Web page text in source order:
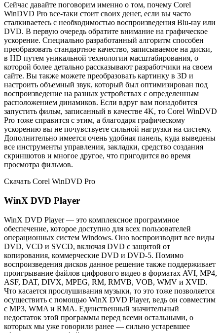
Сейчас давайте поговорим именно о том, почему Corel
WinDVD Pro все-таки стоит своих денег, если вы часто
сталкиваетесь с необходимостью воспроизведения Blu-ray или
DVD. В первую очередь обратите внимание на графическое
ускорение. Специально разработанный алгоритм способен
преобразовать стандартное качество, записываемое на диски,
в HD путем уникальной технологии масштабирования, о
которой более детально рассказывают разработчики на своем
сайте. Вы также можете преобразовать картинку в 3D и
настроить объемный звук, который был оптимизирован под
воспроизведение на разных устройствах с определенным
расположением динамиков. Если вдруг вам понадобится
запустить фильм, записанный в качестве 4K, то Corel WinDVD
Pro тоже справится с этим, а благодаря графическому
ускорению вы не почувствуете сильной нагрузки на систему.
Дополнительно имеется очень удобная панель, куда выведены
все инструменты управления, закладки, средство создания
скриншотов и многое другое, что пригодится во время
просмотра фильмов.
Скачать Corel WinDVD Pro
WinX DVD Player
WinX DVD Player — это комплексное программное
обеспечение, которое доступно для всех пользователей
операционных систем Windows. Оно воспроизводит все виды
DVD, VCD и SVCD, включая DVD с защитой от
копирования, коммерческие DVD и DVD-5. Помимо
воспроизведения дисков данное решение также поддерживает
проигрывание файлов цифрового видео в форматах AVI, MP4,
ASF, DAT, DIVX, MPEG, RM, RMVB, VOB, WMV и XVID.
Что касается прослушивания музыки, то это тоже позволяется
осуществить с помощью WinX DVD Player, ведь он совместим
с MP3, WMA и RMA. Единственный значительный
недостаток этой программы перед всеми остальными, о
которых мы уже говорили ранее — сильно устаревшее